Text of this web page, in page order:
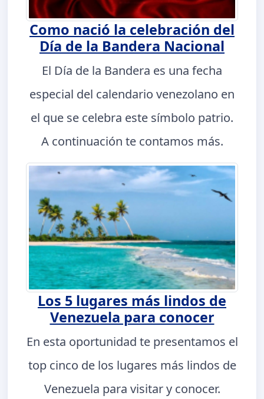
Como nació la celebración del
Día de la Bandera Nacional
El Día de la Bandera es una fecha
especial del calendario venezolano en
el que se celebra este símbolo patrio.
A continuación te contamos más.
Los 5 lugares más lindos de
Venezuela para conocer
En esta oportunidad te presentamos el
top cinco de los lugares más lindos de
Venezuela para visitar y conocer.